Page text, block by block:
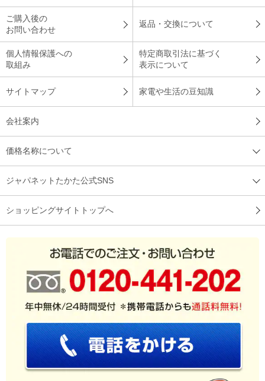
全体がすぐに冷えます。音もすっごく静かです。
機能も充実していて、高めの設定温度でも冷え方を満足できま
す。
）
※「お客様の声」は実際にご購入されたお客様からのご意見を掲載しておりま
ご購入後の
お問い合わせ
返品・交換について
個人情報保護への
取組み
特定商取引法に基づく
表示について
サイトマップ 家電や生活の豆知識
会社案内
価格名称について
ジャパネットたかた公式SNS
ショッピングサイトトップへ